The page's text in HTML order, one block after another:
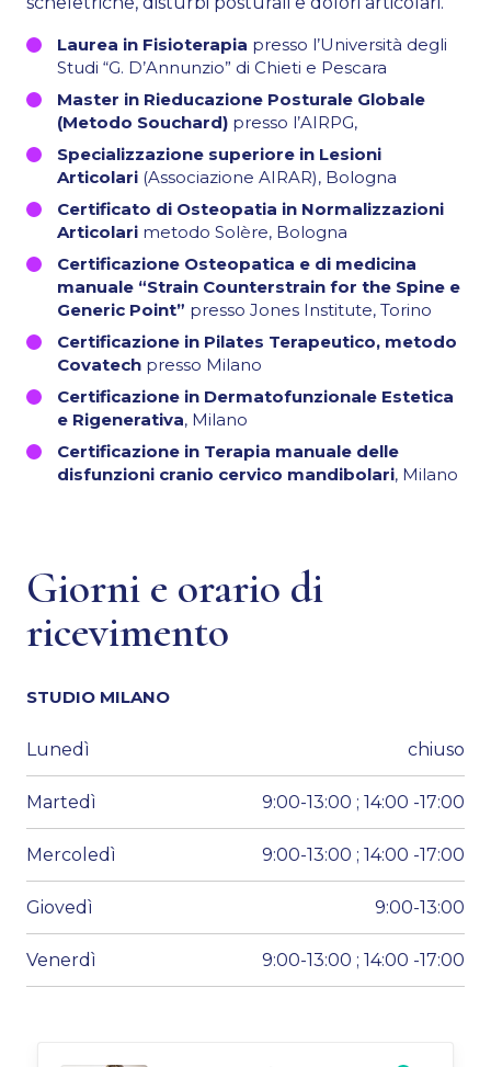
Laurea in Fisioterapia presso l’Università degli
Studi “G. D’Annunzio” di Chieti e Pescara
Master in Rieducazione Posturale Globale
(Metodo Souchard) presso l’AIRPG,
Specializzazione superiore in Lesioni
Articolari (Associazione AIRAR), Bologna
Certificato di Osteopatia in Normalizzazioni
Articolari metodo Solère, Bologna
Certificazione Osteopatica e di medicina
manuale “Strain Counterstrain for the Spine e
Generic Point” presso Jones Institute, Torino
Certificazione in Pilates Terapeutico, metodo
Covatech presso Milano
Certificazione in Dermatofunzionale Estetica
e Rigenerativa, Milano
Certificazione in Terapia manuale delle
disfunzioni cranio cervico mandibolari, Milano
Giorni e orario di
ricevimento
STUDIO MILANO
Lunedì chiuso
Martedì 9:00-13:00 ; 14:00 -17:00
Mercoledì 9:00-13:00 ; 14:00 -17:00
Giovedì 9:00-13:00
Venerdì 9:00-13:00 ; 14:00 -17:00